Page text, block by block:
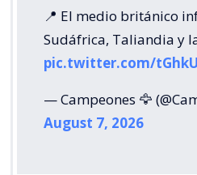
📍 El medio británico
Sudáfrica, Taliandia y
pic.twitter.com/
— Campeones 🦅
August 7, 2026